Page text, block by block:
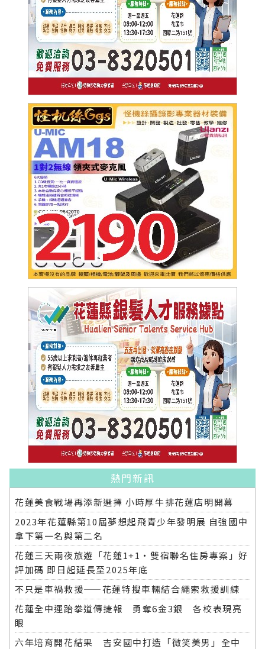
熱門新訊
花蓮美食戰場再添新選擇 小時厚牛排花蓮店明開幕
2023年花蓮縣第10屆夢想起飛青少年發明展 自強國中
拿下第一名與第二名
花蓮三天兩夜旅遊「花蓮1+1‧雙宿聯名住房專案」好
評加碼 即日起延長至2025年底
不只是車禍救援——花蓮特搜車輛結合繩索救援訓練
花蓮全中運跆拳道傳捷報 勇奪6金3銀 各校表現亮
眼
六年培育開花結果 吉安國中打造「微笑美男」全中